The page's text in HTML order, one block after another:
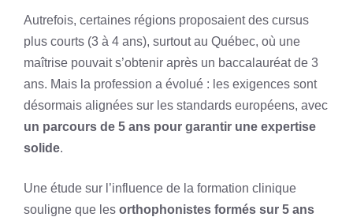
Autrefois, certaines régions proposaient des cursus
plus courts (3 à 4 ans), surtout au Québec, où une
maîtrise pouvait s’obtenir après un baccalauréat de 3
ans. Mais la profession a évolué : les exigences sont
désormais alignées sur les standards européens, avec
un parcours de 5 ans pour garantir une expertise
solide.
Une étude sur l’influence de la formation clinique
souligne que les orthophonistes formés sur 5 ans